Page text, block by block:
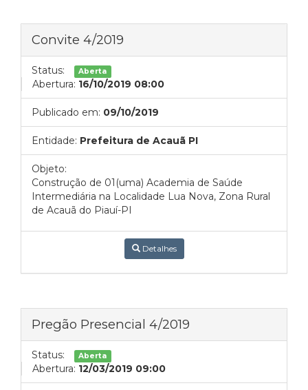
Convite 4/2019
Status: Aberta
Abertura: 16/10/2019 08:00
Publicado em: 09/10/2019
Entidade: Prefeitura de Acauã PI
Objeto:
Construção de 01(uma) Academia de Saúde
Intermediária na Localidade Lua Nova, Zona Rural
de Acauã do Piauí-PI
Detalhes
Pregão Presencial 4/2019
Status: Aberta
Abertura: 12/03/2019 09:00